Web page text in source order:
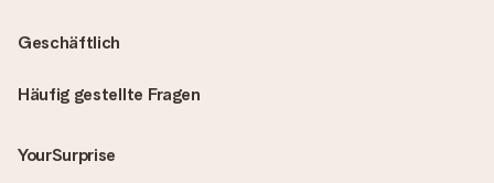
Häufig gestellte Fragen
YourSurprise
Geschäftlich